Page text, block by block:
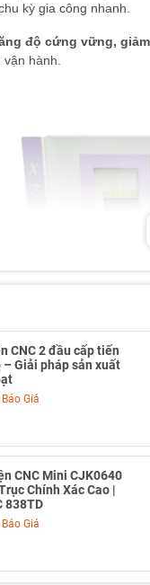
kỳ gia công nhanh.
độ cứng vững,
hành.
30°→ thoát phoi tốt, vận
độ cứng cao, hạn chế
dải tốc độ rộng
Z cao→ rút ngắn thời
CNC 2 đầu cấp tiến
– Giải pháp sản xuất
Giá
CNC Mini CJK0640
Chính Xác Cao |
838TD
Giá